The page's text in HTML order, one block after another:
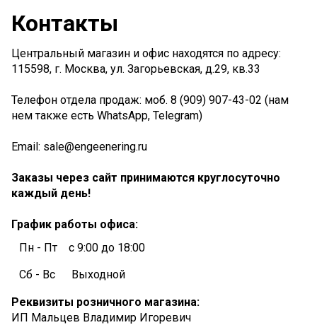
Контакты
Центральный магазин и офис находятся по адресу:
115598, г. Москва, ул. Загорьевская, д.29, кв.33
Телефон отдела продаж: моб. 8 (909) 907-43-02 (нам
нем также есть WhatsApp, Telegram)
Email: sale@engeenering.ru
Заказы через сайт принимаются круглосуточно
каждый день!
График работы офиса:
Пн - Пт
с 9:00 до 18:00
Сб - Вс
Выходной
Реквизиты розничного магазина:
ИП Мальцев Владимир Игоревич